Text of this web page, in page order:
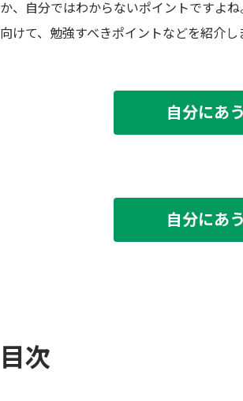
か、自分ではわからないポイントですよ
向けて、勉強すべきポイントなどを紹介し
自分にあ
自分にあ
目次